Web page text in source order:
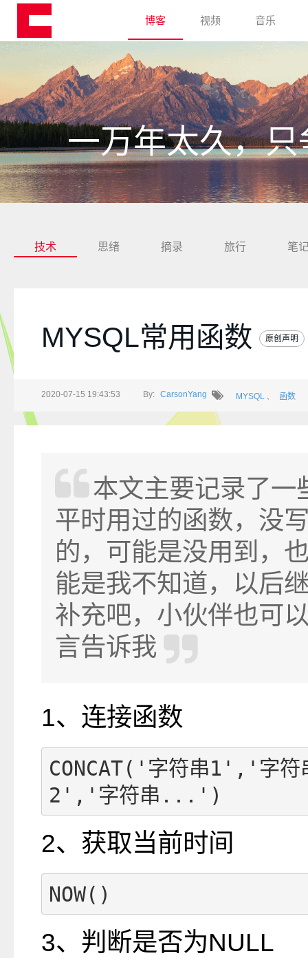
博客 视频 音乐
一万年太久，
技术 思绪 摘录 旅行 笔
MYSQL常用函数 原创声明
2020-07-15 19:43:53 By: CarsonYang MYSQL 、 函数
本文主要记录了一
平时用过的函数，没
的，可能是没用到，
能是我不知道，以后
补充吧，小伙伴也可
言告诉我
1、连接函数
CONCAT('字符串1','字符
2','字符串...')
2、获取当前时间
NOW()
3、判断是否为NULL